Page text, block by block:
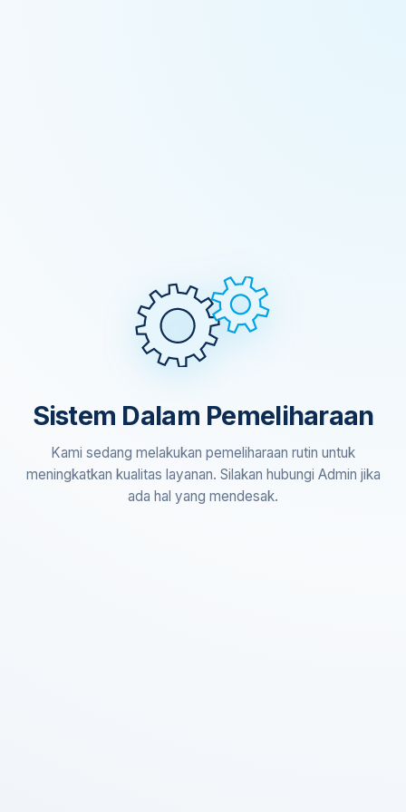
Sistem Dalam Pemeliharaan
Kami sedang melakukan pemeliharaan rutin untuk
meningkatkan kualitas layanan. Silakan hubungi Admin jika
ada hal yang mendesak.